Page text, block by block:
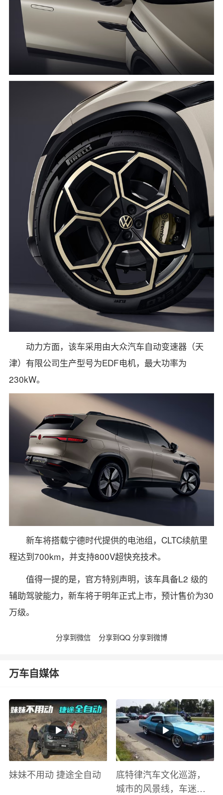
动力方面，该车采用由大众汽车自动变速器（天
津）有限公司生产型号为EDF电机，最大功率为
230kW。
新车将搭载宁德时代提供的电池组，CLTC续航里
程达到700km，并支持800V超快充技术。
值得一提的是，官方特别声明，该车具备L2 级的
辅助驾驶能力，新车将于明年正式上市，预计售价为30
万级。
分享到微信 分享到QQ 分享到微博
万车自媒体
妹妹不用动 捷途全自动
底特律汽车文化巡游，
城市的风景线，车迷的